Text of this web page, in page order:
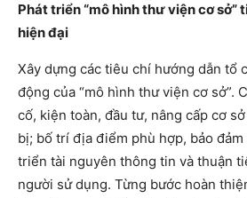
Phát triển “mô hình thư viện cơ sở”
hiện đại
Xây dựng các tiêu chí hướng dẫn tổ
động của “mô hình thư viện cơ sở”.
cố, kiện toàn, đầu tư, nâng cấp cơ
bị; bố trí địa điểm phù hợp, bảo
triển tài nguyên thông tin và thuận
người sử dụng. Từng bước hoàn